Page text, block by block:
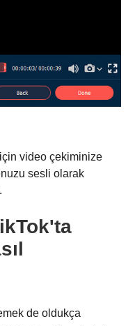
video çekiminize
sesli olarak
de oldukça